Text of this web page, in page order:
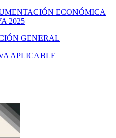
ECONÓMICA
2025
GENERAL
APLICABLE